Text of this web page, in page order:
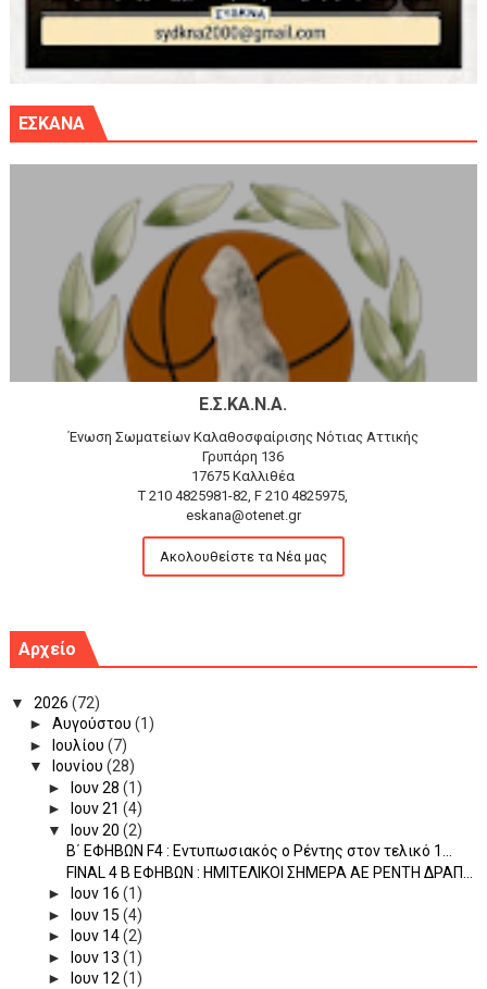
ΕΣΚΑΝΑ
Ε.Σ.ΚΑ.Ν.Α.
Ένωση Σωματείων Καλαθοσφαίρισης Νότιας Αττικής
Γρυπάρη 136
17675 Καλλιθέα
T 210 4825981-82, F 210 4825975,
eskana@otenet.gr
Ακολουθείστε τα Νέα μας
Αρχείο
▼ 2026 (72)
► Αυγούστου (1)
►
Ιουλίου (7)
▼
Ιουνίου (28)
►
Ιουν 28 (1)
►
Ιουν 21 (4)
▼
Ιουν 20 (2)
Β΄ ΕΦΗΒΩΝ F4 : Εντυπωσιακός ο Ρέντης στον τελικό 1...
FINAL 4 B EΦΗΒΩΝ : ΗΜΙΤΕΛΙΚΟΙ ΣΗΜΕΡΑ ΑΕ ΡΕΝΤΗ ΔΡΑΠ...
►
Ιουν 16 (1)
►
Ιουν 15 (4)
►
Ιουν 14(2)
►
Ιουν 13 (1)
►
Ιουν 12(1)